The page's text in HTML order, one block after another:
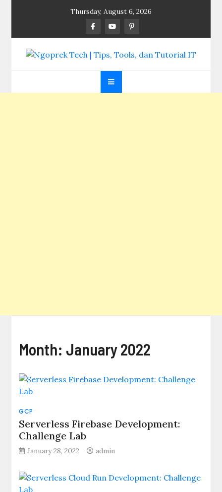
Thursday, August 6, 2026
Ngoprek Tech | Tips,
Tools, dan Tutorial
Month: January 2022
GCP
Serverless Firebase Development:
Challenge Lab
January 28, 2022 admin